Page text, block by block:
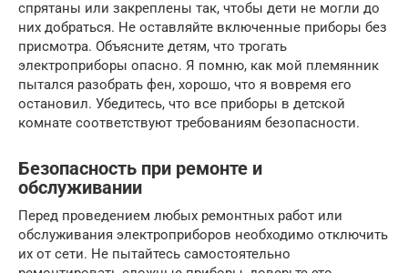
спрятаны или закреплены так, чтобы дети не могли до
них добраться. Не оставляйте включенные приборы без
присмотра. Объясните детям, что трогать
электроприборы опасно. Я помню, как мой племянник
пытался разобрать фен, хорошо, что я вовремя его
остановил. Убедитесь, что все приборы в детской
комнате соответствуют требованиям безопасности.
Безопасность при ремонте и
обслуживании
Перед проведением любых ремонтных работ или
обслуживания электроприборов необходимо отключить
их от сети. Не пытайтесь самостоятельно